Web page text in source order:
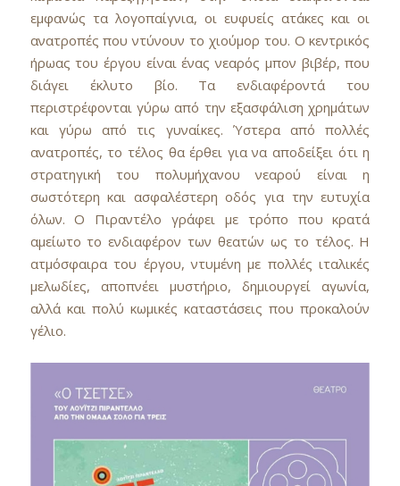
εμφανώς τα λογοπαίγνια, οι ευφυείς ατάκες και οι
ανατροπές που ντύνουν το χιούμορ του. Ο κεντρικός
ήρωας του έργου είναι ένας νεαρός μπον βιβέρ, που
διάγει έκλυτο βίο. Τα ενδιαφέροντά του
περιστρέφονται γύρω από την εξασφάλιση χρημάτων
και γύρω από τις γυναίκες. Ύστερα από πολλές
ανατροπές, το τέλος θα έρθει για να αποδείξει ότι η
στρατηγική του πολυμήχανου νεαρού είναι η
σωστότερη και ασφαλέστερη οδός για την ευτυχία
όλων. Ο Πιραντέλο γράφει με τρόπο που κρατά
αμείωτο το ενδιαφέρον των θεατών ως το τέλος. Η
ατμόσφαιρα του έργου, ντυμένη με πολλές ιταλικές
μελωδίες, αποπνέει μυστήριο, δημιουργεί αγωνία,
αλλά και πολύ κωμικές καταστάσεις που προκαλούν
γέλιο.